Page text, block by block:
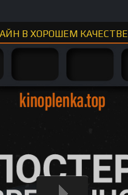
В ХОРОШЕМ КАЧЕСТВЕ